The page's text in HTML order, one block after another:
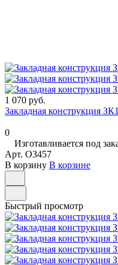
1 070 руб.
Закладная конструкция
0
Изготавливается под
Арт. O3457
В корзину В корзине
Быстрый просмотр